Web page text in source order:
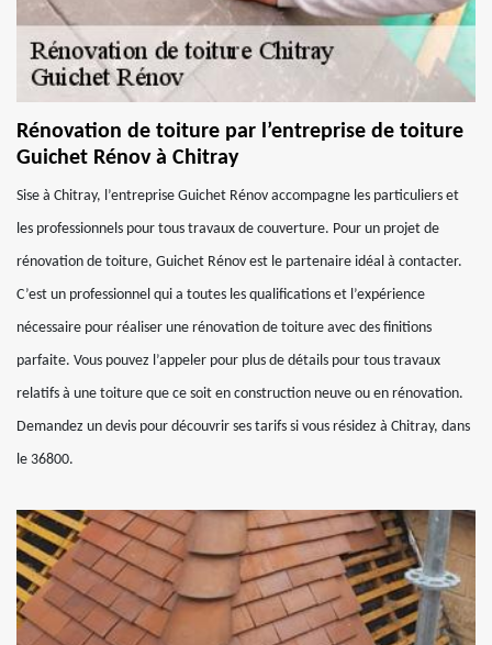
Rénovation de toiture par l’entreprise de toiture
Guichet Rénov à Chitray
Sise à Chitray, l’entreprise Guichet Rénov accompagne les particuliers et
les professionnels pour tous travaux de couverture. Pour un projet de
rénovation de toiture, Guichet Rénov est le partenaire idéal à contacter.
C’est un professionnel qui a toutes les qualifications et l’expérience
nécessaire pour réaliser une rénovation de toiture avec des finitions
parfaite. Vous pouvez l’appeler pour plus de détails pour tous travaux
relatifs à une toiture que ce soit en construction neuve ou en rénovation.
Demandez un devis pour découvrir ses tarifs si vous résidez à Chitray, dans
le 36800.